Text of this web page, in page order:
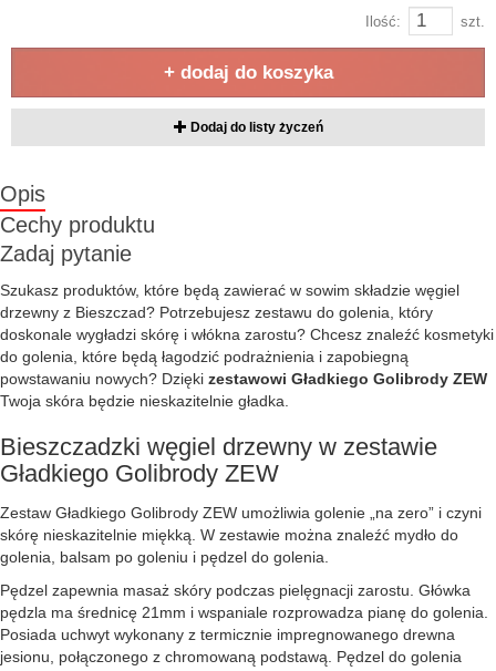
Ilość: szt.
+ dodaj do koszyka
Dodaj do listy życzeń
Opis
Cechy produktu
Zadaj pytanie
Szukasz produktów, które będą zawierać w sowim składzie węgiel
drzewny z Bieszczad? Potrzebujesz zestawu do golenia, który
doskonale wygładzi skórę i włókna zarostu? Chcesz znaleźć kosmetyki
do golenia, które będą łagodzić podrażnienia i zapobiegną
powstawaniu nowych? Dzięki zestawowi Gładkiego Golibrody ZEW
Twoja skóra będzie nieskazitelnie gładka.
Bieszczadzki węgiel drzewny w zestawie
Gładkiego Golibrody ZEW
Zestaw Gładkiego Golibrody ZEW umożliwia golenie „na zero” i czyni
skórę nieskazitelnie miękką. W zestawie można znaleźć mydło do
golenia, balsam po goleniu i pędzel do golenia.
Pędzel zapewnia masaż skóry podczas pielęgnacji zarostu. Główka
pędzla ma średnicę 21mm i wspaniale rozprowadza pianę do golenia.
Posiada uchwyt wykonany z termicznie impregnowanego drewna
jesionu, połączonego z chromowaną podstawą. Pędzel do golenia